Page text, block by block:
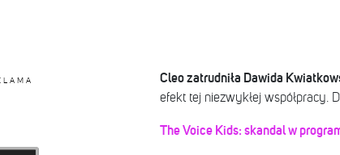
Cleo zatrudniła Dawida
efekt tej niezwykłej współpracy.
The Voice Kids: skandal w